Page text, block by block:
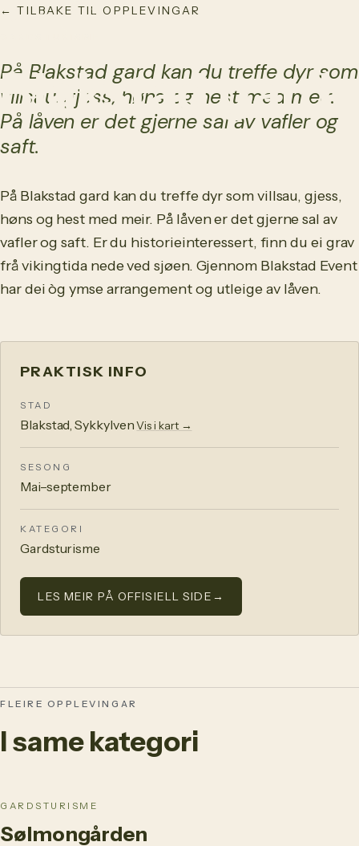
NO / EN
← TILBAKE TIL OPPLEVINGAR
Blakstad gard
På Blakstad gard kan du treffe dyr som
villsau, gjess, høns og hest med meir.
På låven er det gjerne sal av vafler og
saft.
På Blakstad gard kan du treffe dyr som villsau, gjess,
høns og hest med meir. På låven er det gjerne sal av
vafler og saft. Er du historieinteressert, finn du ei grav
frå vikingtida nede ved sjøen. Gjennom Blakstad Event
har dei òg ymse arrangement og utleige av låven.
PRAKTISK INFO
STAD
Blakstad, Sykkylven Vis i kart →
SESONG
Mai–september
KATEGORI
Gardsturisme
LES MEIR PÅ OFFISIELL SIDE →
FLEIRE OPPLEVINGAR
I same kategori
GARDSTURISME
Sølmongården